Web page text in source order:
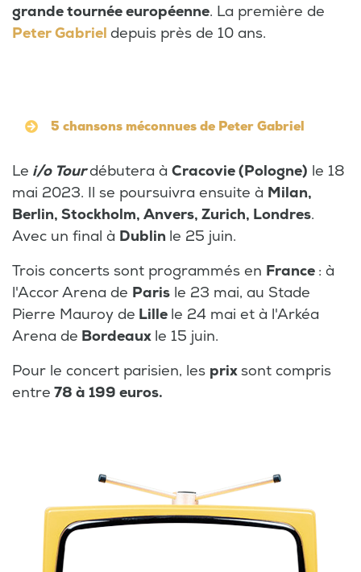
grande tournée européenne. La première de
Peter Gabriel depuis près de 10 ans.
5 chansons méconnues de Peter Gabriel
Le i/o Tourdébutera à Cracovie (Pologne) le 18
mai 2023. Il se poursuivra ensuite à Milan,
Berlin, Stockholm, Anvers, Zurich, Londres.
Avec un final à Dublin le 25 juin.
Trois concerts sont programmés en France : à
l'Accor Arena de Paris le 23 mai, au Stade
Pierre Mauroy de Lille le 24 mai et à l'Arkéa
Arena de Bordeaux le 15 juin.
Pour le concert parisien, les prixsont compris
entre 78 à 199 euros.